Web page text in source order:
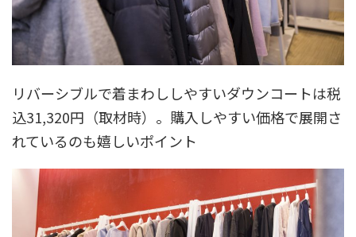
リバーシブルで着まわししやすいダウンコートは税
込31,320円（取材時）。購入しやすい価格で展開さ
れているのも嬉しいポイント